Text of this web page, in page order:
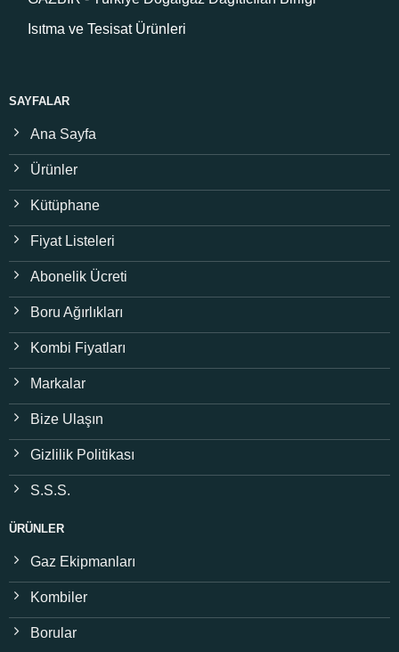
Isıtma ve Tesisat Ürünleri
SAYFALAR
Ana Sayfa
Ürünler
Kütüphane
Fiyat Listeleri
Abonelik Ücreti
Boru Ağırlıkları
Kombi Fiyatları
Markalar
Bize Ulaşın
Gizlilik Politikası
S.S.S.
ÜRÜNLER
Gaz Ekipmanları
Kombiler
Borular